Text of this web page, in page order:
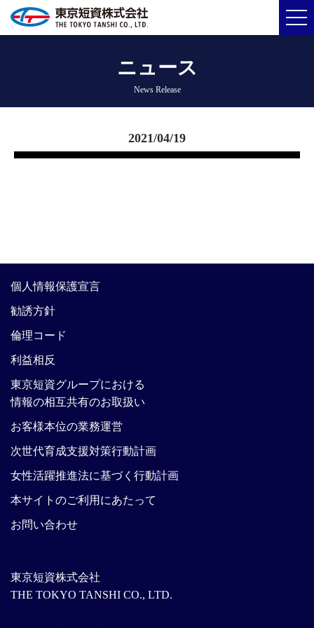
ニュース
News Release
2021/04/19
東京短資株式会社
THE TOKYO TANSHI CO., LTD.
個人情報保護宣言
勧誘方針
倫理コード
利益相反
東京短資グループにおける
情報の相互共有のお取扱い
お客様本位の業務運営
次世代育成支援対策行動計画
女性活躍推進法に基づく行動計画
本サイトのご利用にあたって
お問い合わせ